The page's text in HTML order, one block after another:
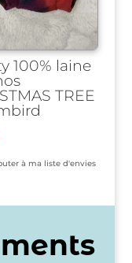
100% laine
TREE
à ma liste d'envies